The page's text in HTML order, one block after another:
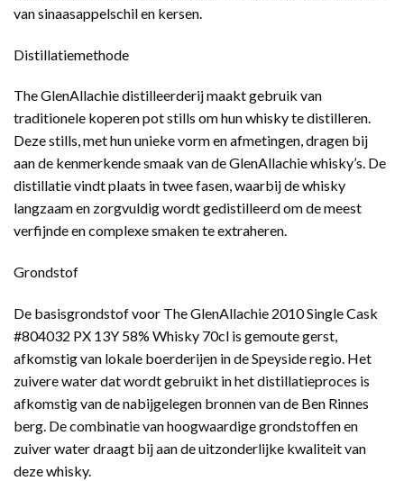
van sinaasappelschil en kersen.
Distillatiemethode
The GlenAllachie distilleerderij maakt gebruik van
traditionele koperen pot stills om hun whisky te distilleren.
Deze stills, met hun unieke vorm en afmetingen, dragen bij
aan de kenmerkende smaak van de GlenAllachie whisky’s. De
distillatie vindt plaats in twee fasen, waarbij de whisky
langzaam en zorgvuldig wordt gedistilleerd om de meest
verfijnde en complexe smaken te extraheren.
Grondstof
De basisgrondstof voor The GlenAllachie 2010 Single Cask
#804032 PX 13Y 58% Whisky 70cl is gemoute gerst,
afkomstig van lokale boerderijen in de Speyside regio. Het
zuivere water dat wordt gebruikt in het distillatieproces is
afkomstig van de nabijgelegen bronnen van de Ben Rinnes
berg. De combinatie van hoogwaardige grondstoffen en
zuiver water draagt bij aan de uitzonderlijke kwaliteit van
deze whisky.